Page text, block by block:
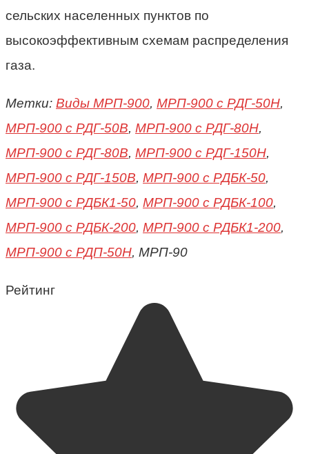
сельских населенных пунктов по
высокоэффективным схемам распределения
газа.
Метки: Виды МРП-900, МРП-900 с РДГ-50Н,
МРП-900 с РДГ-50В, МРП-900 с РДГ-80Н,
МРП-900 с РДГ-80В, МРП-900 с РДГ-150Н,
МРП-900 с РДГ-150В, МРП-900 с РДБК-50,
МРП-900 с РДБК1-50, МРП-900 с РДБК-100,
МРП-900 с РДБК-200, МРП-900 с РДБК1-200,
МРП-900 с РДП-50Н, МРП-90
Рейтинг